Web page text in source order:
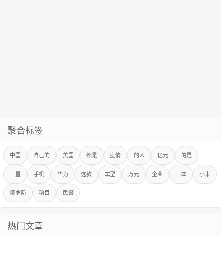
聚合标签
中国 自己的 美国 都是 疫情 的人 亿元 的是
三星 手机 华为 这款 车型 万元 企业 日本 小米
俄罗斯 项目 民警
热门文章